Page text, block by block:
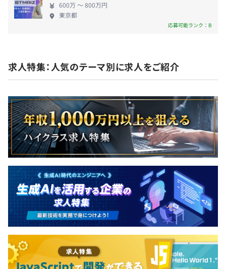
当社が製造業界に対して研究開発を通じて真摯に向き合う
姿勢は投資家からも高く評価されており、2019年には4億
構築することができております。
■技術共有LTの持ち回りでの毎週開催
■論文勉強会
■書籍輪読会（異常検知と変化検知について）
■半期に一度の開発合宿
■資格取得支援制度（統計検定、画像処理エンジニア検定
など）
■書籍購入制度
PC・ディスプレイ・その他周辺機器については、一定の
金額上限の範囲内で自由に選択していただいたものを支給
いたします。
600万 〜 800万円
東京都
応募可能ランク：B
求人特集：人気のテーマ別に求人をご紹介